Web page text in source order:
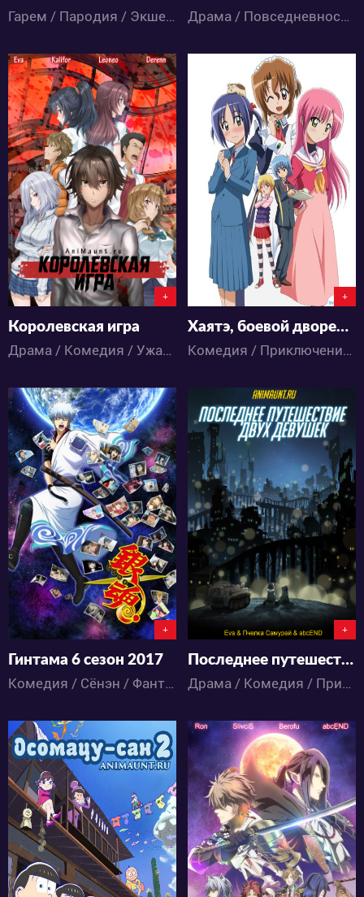
Гарем / Пародия / Экшен / Комедия / Повседневность / Романтика / Сёнэн / Аниме Драма / Повседневность / Аниме
47920
11 57
+
Королевская игра
Драма / Комедия / Ужасы / Школа / Аниме
6758
1 9
+
Хаятэ, боевой дворецкий [ТВ-2]
Комедия / Приключения / Романтика / Сёнэн / Аниме
134330
13 114
+
Гинтама 6 сезон 2017
Комедия / Сёнэн / Фантастика / Аниме
31371
5
+
Последнее путешествие двух девушек
Драма / Комедия / Приключения / Аниме
22226
2 16
33551
3 77